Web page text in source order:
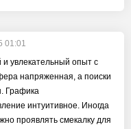
01:01
и увлекательный опыт с
напряженная, а поиски
Графика
интуитивное. Иногда
проявлять смекалку для